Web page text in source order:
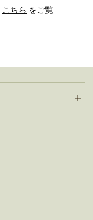
こちら をご覧